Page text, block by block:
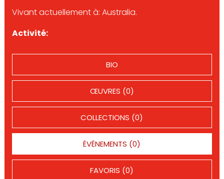
Vivant actuellement à: Australia.
Activité:
BIO
ŒUVRES (0)
COLLECTIONS (0)
ÉVÉNEMENTS (0)
FAVORIS (0)